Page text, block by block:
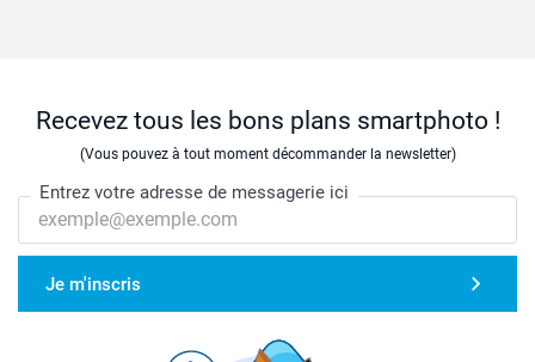
Recevez tous les bons plans smartphoto !
(Vous pouvez à tout moment décommander la newsletter)
Entrez votre adresse de messagerie ici
Je m'inscris